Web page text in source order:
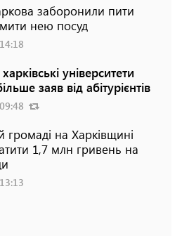
заборонили пити
мити нею посуд
університети
заяв від абітурієнтів
громаді на Харківщині
1,7 млн гривень на